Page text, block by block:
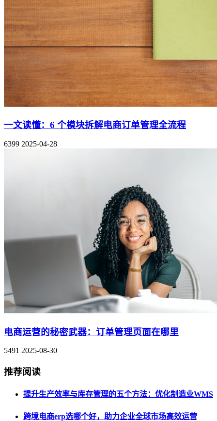
一文读懂：6 个模块拆解电商订单管理全流程
6399 2025-04-28
电商运营的秘密武器：订单管理页面在哪里
5491 2025-08-30
推荐阅读
提升生产效率与库存管理的五个方法：优化制造业WMS
跨境电商erp选哪个好，助力企业全球市场高效运营